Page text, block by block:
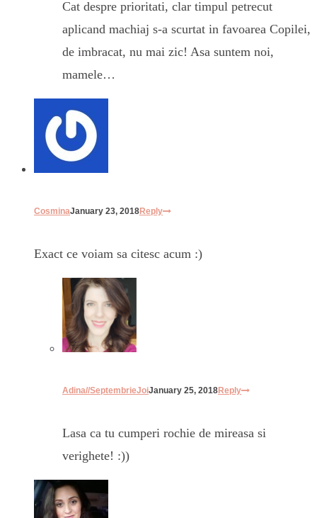
Cat despre prioritati, clar timpul petrecut
aplicand machiaj s-a scurtat in favoarea Copilei,
de imbracat, nu mai zic! Asa suntem noi,
mamele…
CosminaJanuary 23, 2018Reply
Exact ce voiam sa citesc acum :)
Adina//SeptembrieJoiJanuary 25, 2018Reply
Lasa ca tu cumperi rochie de mireasa si
verighete! :))